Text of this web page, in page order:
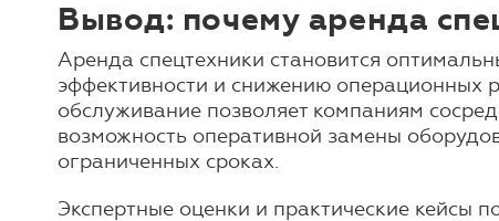
Вывод: почему аренда
Аренда спецтехники становится
эффективности и снижению операционных
обслуживание позволяет компаниям
возможность оперативной замены
ограниченных сроках.
Экспертные оценки и практические кейсы